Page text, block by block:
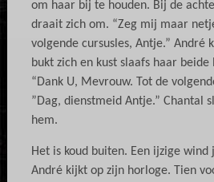
om haar bij te houden. Bij de
draait zich om. “Zeg mij maar
volgende cursusles, Antje.” André
bukt zich en kust slaafs haar beide
“Dank U, Mevrouw. Tot de
”Dag, dienstmeid Antje.” Chantal
hem.
Het is koud buiten. Een ijzige
André kijkt op zijn horloge. Tien